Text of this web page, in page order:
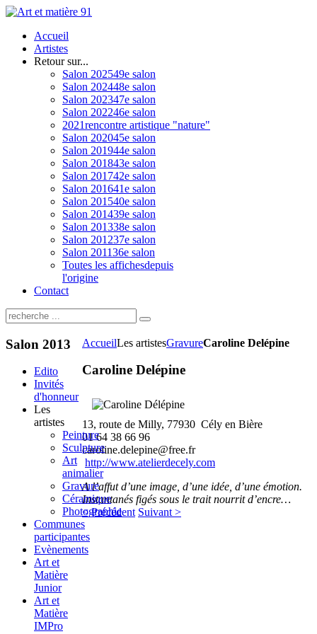
Accueil
Artistes
Retour sur...
Salon 202549e salon
Salon 202448e salon
Salon 202347e salon
Salon 202246e salon
2021rencontre artistique "nature"
Salon 202045e salon
Salon 201944e salon
Salon 201843e salon
Salon 201742e salon
Salon 201641e salon
Salon 201540e salon
Salon 201439e salon
Salon 201338e salon
Salon 201237e salon
Salon 201136e salon
Toutes les affichesdepuis
l'origine
Contact
AccueilLes artistesGravureCaroline Delépine
Caroline Delépine
13, route de Milly, 77930 Cély en Bière
01 64 38 66 96
caroline.delepine@free.fr
http://www.atelierdecely.com
A l’affut d’une image, d’une idée, d’une émotion.
Instantanés figés sous le trait nourrit d’encre…
< Précédent Suivant >
Salon 2013
Edito
Invités
d'honneur
Les
artistes
Peinture
Sculpture
Art
animalier
Gravure
Céramique
Photographie
Communes
participantes
Evènements
Art et
Matière
Junior
Art et
Matière
IMPro